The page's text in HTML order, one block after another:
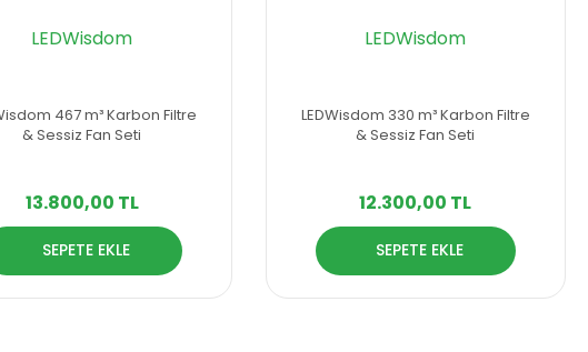
LEDWisdom
467 m³ Karbon Filtre
& Sessiz Fan Seti
13.800,00 TL
SEPETE EKLE
LEDWisdom
LEDWisdom 330 m³ Karbon Filtre
& Sessiz Fan Seti
12.300,00 TL
SEPETE EKLE